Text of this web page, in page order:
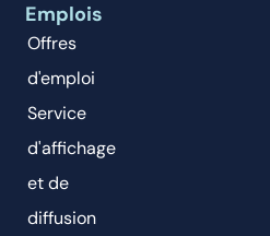
Emplois
Offres
d'emploi
Service
d'affichage
et de
diffusion